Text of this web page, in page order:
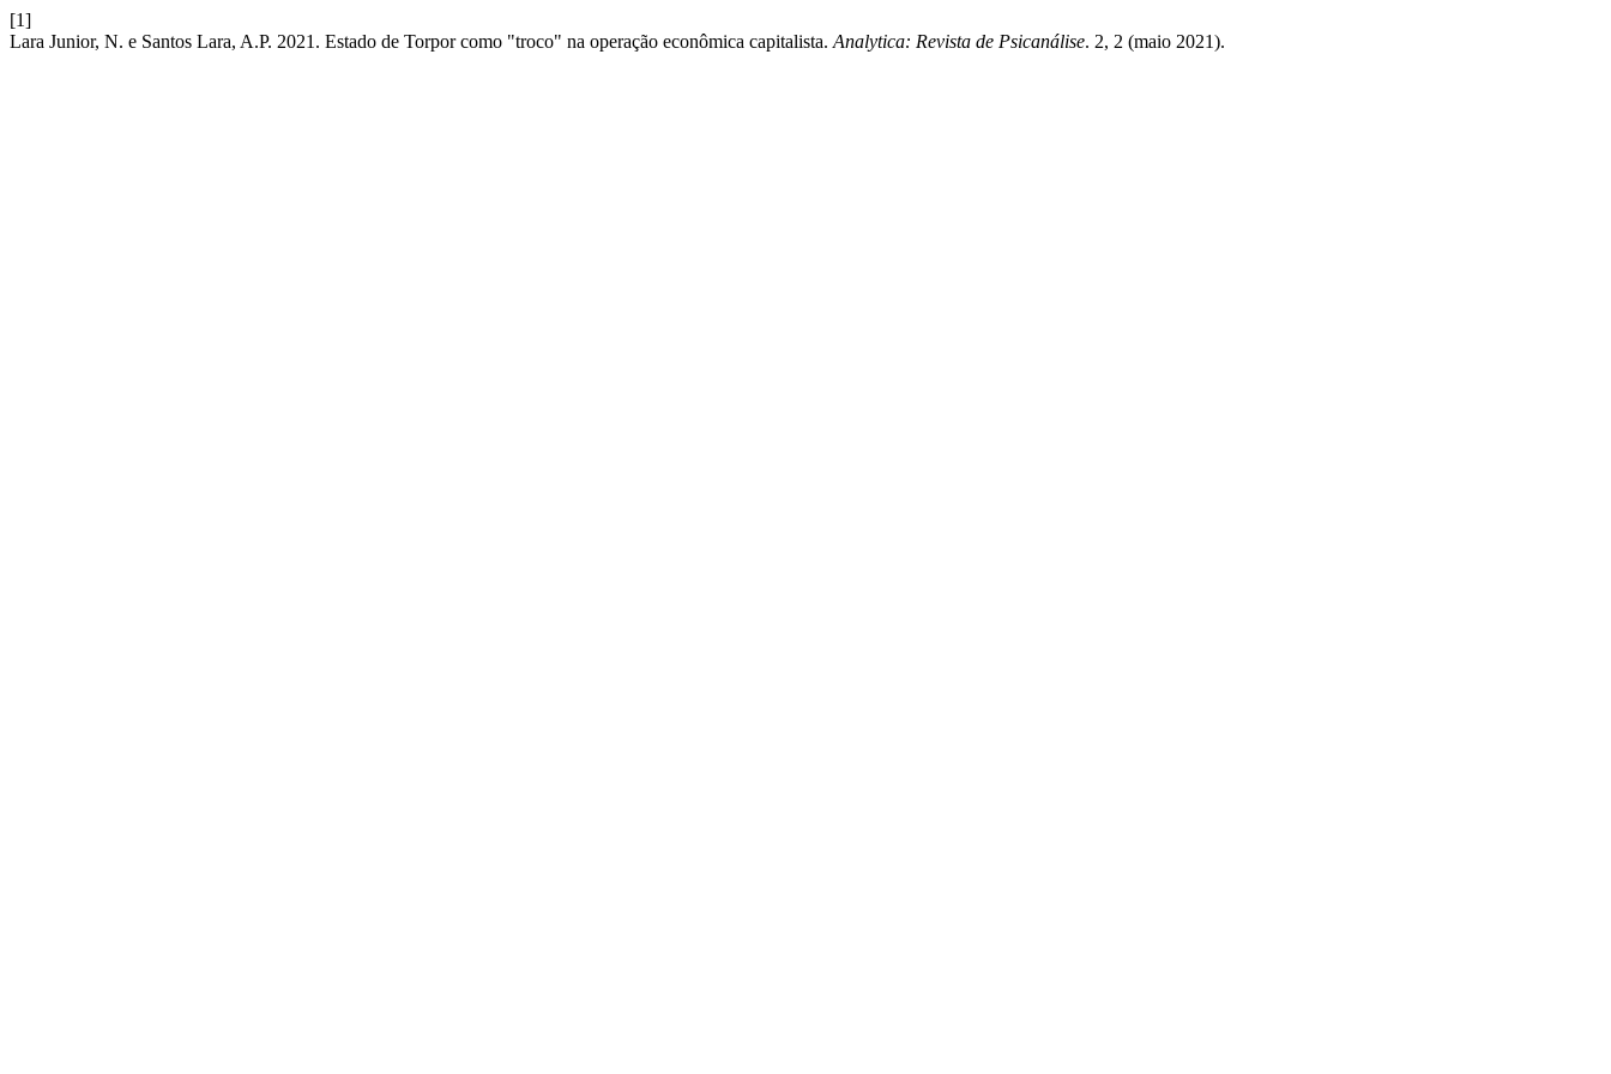
[1]
Lara Junior, N. e Santos Lara, A.P. 2021. Estado de Torpor como "troco" na operação econômica capitalista. Analytica: Revista de Psicanálise. 2, 2 (maio 2021).